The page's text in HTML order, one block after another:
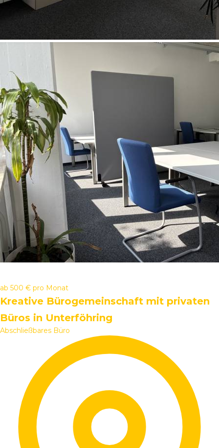
ab 500 € pro Monat
Kreative Bürogemeinschaft mit privaten
Büros in Unterföhring
Abschließbares Büro